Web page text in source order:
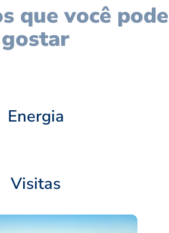
que você pode
gostar
Energia
Visitas